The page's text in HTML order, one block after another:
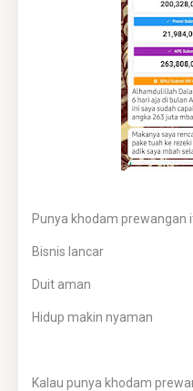
Punya khodam prewangan
Bisnis lancar
Duit aman
Hidup makin nyaman
Kalau punya khodam